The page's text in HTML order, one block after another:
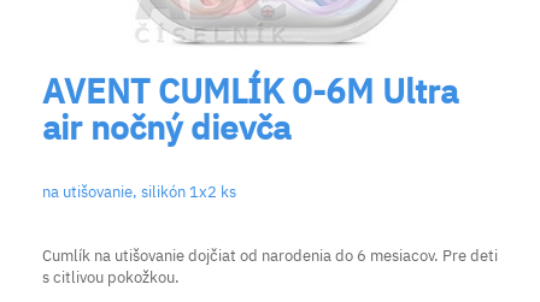
AVENT CUMLÍK 0-6M Ultra
air nočný dievča
na utišovanie, silikón 1x2 ks
Cumlík na utišovanie dojčiat od narodenia do 6 mesiacov. Pre deti
s citlivou pokožkou.